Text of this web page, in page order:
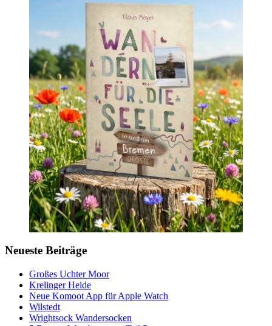
Neueste Beiträge
Großes Uchter Moor
Krelinger Heide
Neue Komoot App für Apple Watch
Wilstedt
Wrightsock Wandersocken